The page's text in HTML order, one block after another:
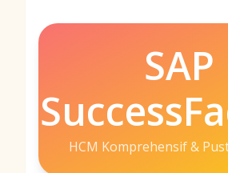
SAP
HCM Komprehensif &